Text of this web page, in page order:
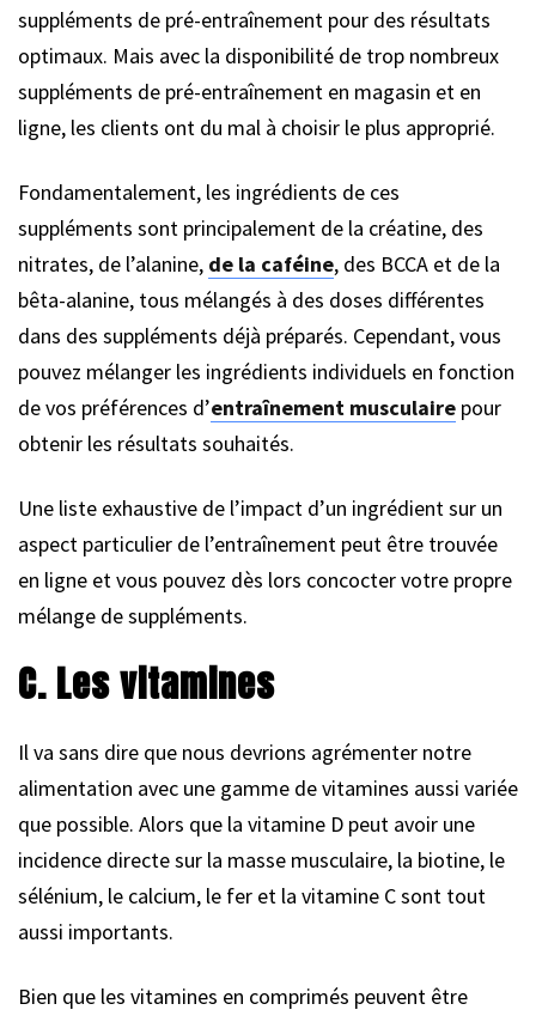
suppléments de pré-entraînement pour des résultats
optimaux. Mais avec la disponibilité de trop nombreux
suppléments de pré-entraînement en magasin et en
ligne, les clients ont du mal à choisir le plus approprié.
Fondamentalement, les ingrédients de ces
suppléments sont principalement de la créatine, des
nitrates, de l’alanine, de la caféine, des BCCA et de la
bêta-alanine, tous mélangés à des doses différentes
dans des suppléments déjà préparés. Cependant, vous
pouvez mélanger les ingrédients individuels en fonction
de vos préférences d’entraînement musculaire pour
obtenir les résultats souhaités.
Une liste exhaustive de l’impact d’un ingrédient sur un
aspect particulier de l’entraînement peut être trouvée
en ligne et vous pouvez dès lors concocter votre propre
mélange de suppléments.
C. Les vitamines
Il va sans dire que nous devrions agrémenter notre
alimentation avec une gamme de vitamines aussi variée
que possible. Alors que la vitamine D peut avoir une
incidence directe sur la masse musculaire, la biotine, le
sélénium, le calcium, le fer et la vitamine C sont tout
aussi importants.
Bien que les vitamines en comprimés peuvent être